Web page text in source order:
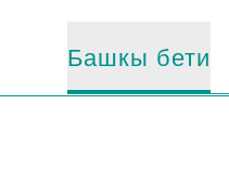
Башкы бети